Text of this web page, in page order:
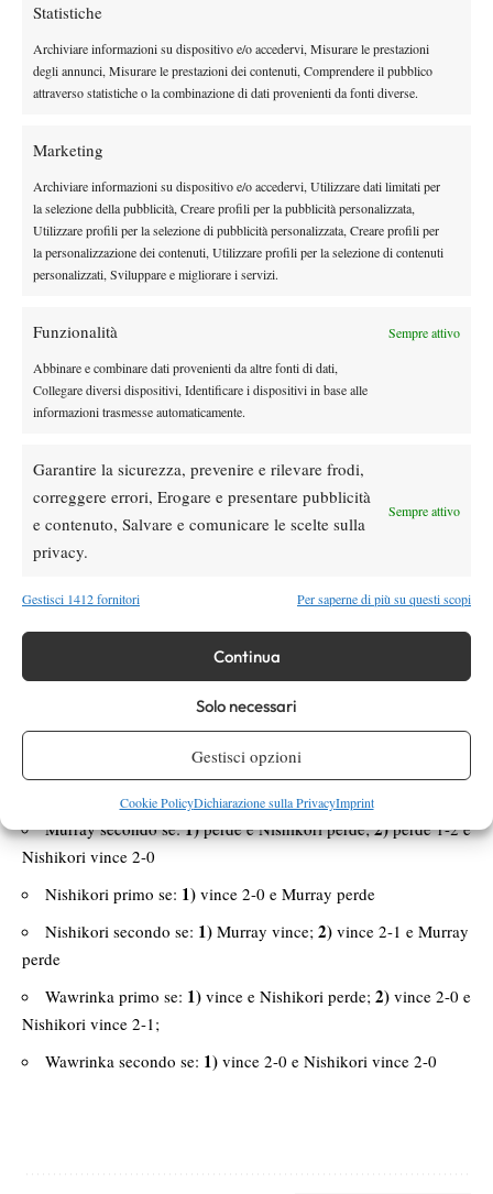
Statistiche
Archiviare informazioni su dispositivo e/o accedervi, Misurare le prestazioni
degli annunci, Misurare le prestazioni dei contenuti, Comprendere il pubblico
attraverso statistiche o la combinazione di dati provenienti da fonti diverse.
Marketing
Archiviare informazioni su dispositivo e/o accedervi, Utilizzare dati limitati per
la selezione della pubblicità, Creare profili per la pubblicità personalizzata,
Utilizzare profili per la selezione di pubblicità personalizzata, Creare profili per
la personalizzazione dei contenuti, Utilizzare profili per la selezione di contenuti
personalizzati, Sviluppare e migliorare i servizi.
Funzionalità Sempre attivo
Abbinare e combinare dati provenienti da altre fonti di dati,
Collegare diversi dispositivi, Identificare i dispositivi in base alle
informazioni trasmesse automaticamente.
Garantire la sicurezza, prevenire e rilevare frodi,
correggere errori, Erogare e presentare pubblicità
e contenuto, Salvare e comunicare le scelte sulla
privacy.
Sempre attivo
Gestisci 1412 fornitori Per saperne di più su questi scopi
Continua
Solo necessari
Gestisci opzioni
Cookie PolicyDichiarazione sulla PrivacyImprint
pratica Cilic in due parziali, anche il primo posto; in caso di
del giapponese per qualificarsi come secondo (Wawrinka a quel
punto passerebbe come primo). Fronte Nishikori: il nativo di
(addirittura da primo nel girone se batterà in due set il croato e
sconfitta, invece, il tennista asiatico deve sperare in un successo
di Murray sullo svizzero, contro il quale, a parità di numero di
vittorie, si è aggiudicato lo scontro diretto. Analizziamo la
situazione di Wawrinka: l’elvetico ha solo un risultato a
consecutiva all’O2 Arena, la vittoria in due set contro Murray; in
caso di successo al terzo parziale, infatti, il trentunenne di
Losanna passerebbe il turno solo in caso di contemporanea
sconfitta di Nishikori. Naturalmente, il tennista rossocrociato
britannico.
ANDY MURRAY 2 – 0 (4 – 1)
KEI NISHIKORI 1 – 1 (3 – 2)
Andy Murray – Stan Wawrinka
Kei Nishikori – Marin Cilic
In sintesi
vince;2) perde 1-2 e Nishikori non vince
Murray secondo se:1)perde e Nishikori perde;2)perde 1-2 e
Nishikori vince 2-0
Nishikori primo se: 1) vince 2-0 e Murray perde
Nishikori secondo se: 1) Murray vince; 2) vince 2-1 e Murray
perde
Wawrinka primo se: 1) vince e Nishikori perde; 2) vince 2-0 e
Nishikori vince 2-1;
Wawrinka secondo se: 1) vince 2-0 e Nishikori vince 2-0